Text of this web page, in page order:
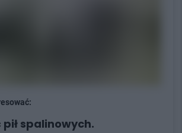
pił spalinowych.